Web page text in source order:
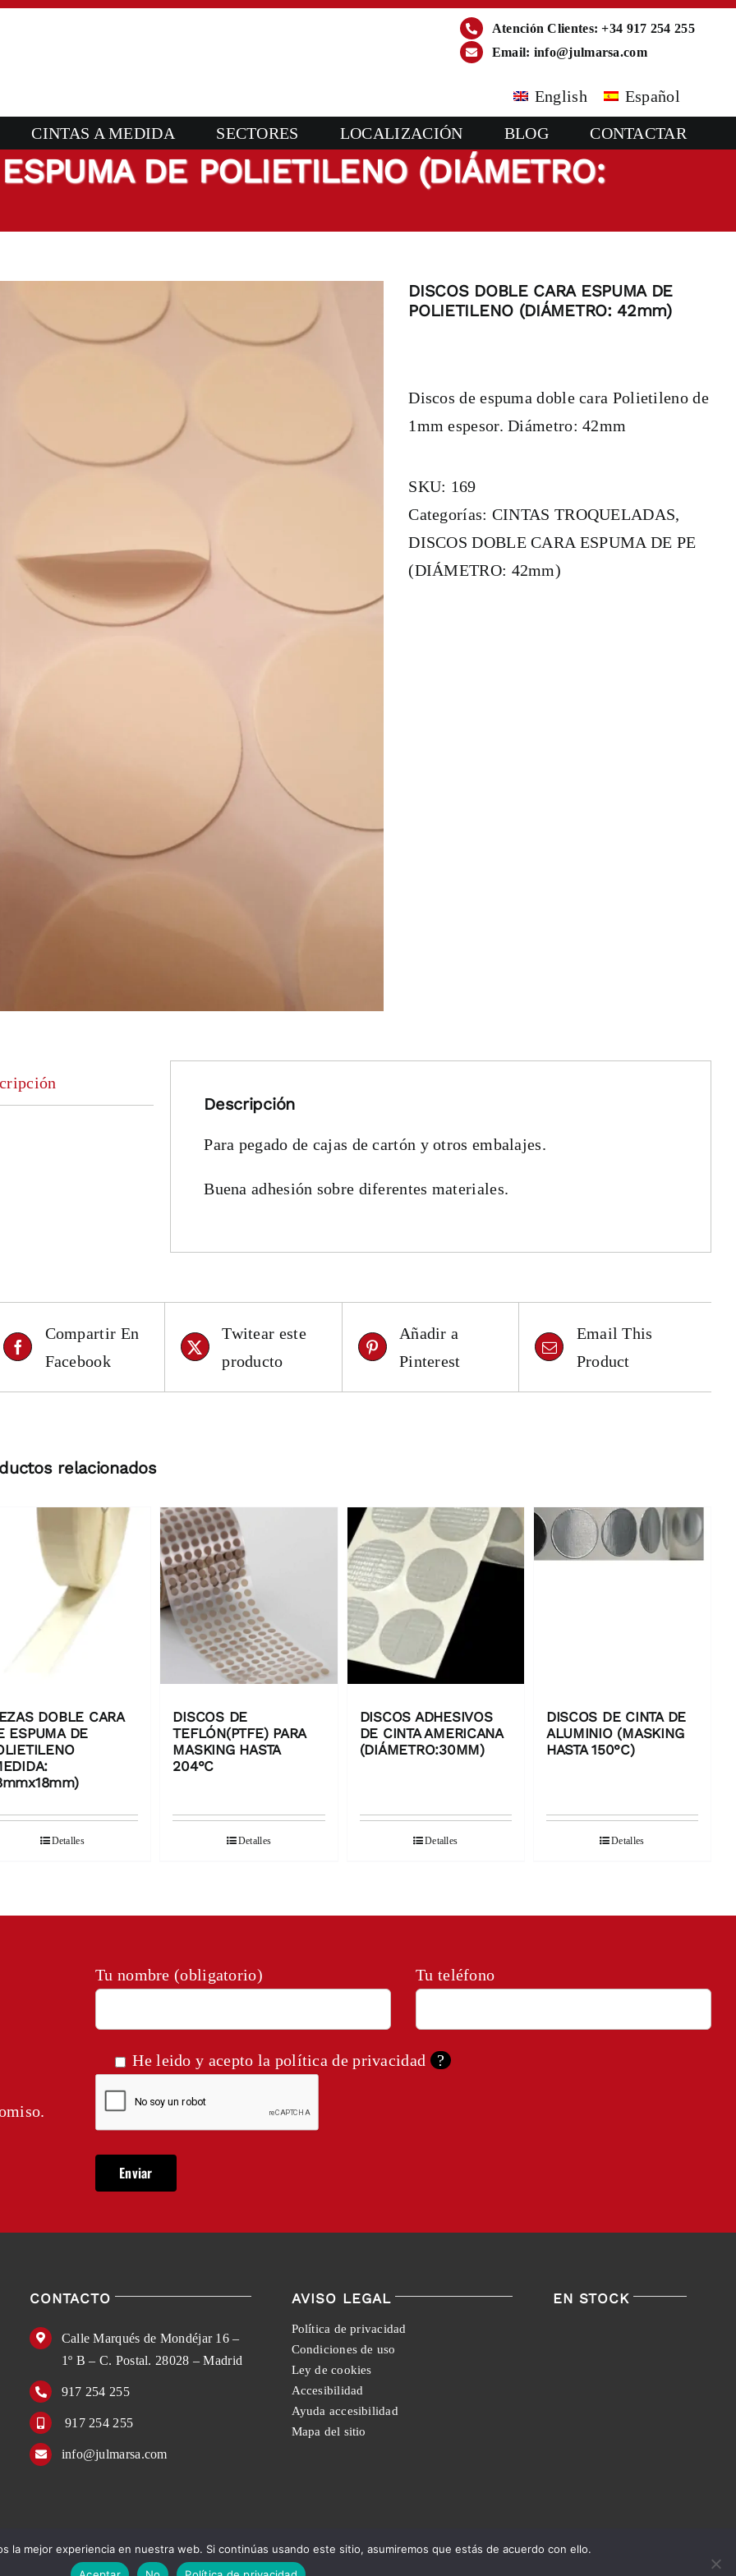
Atención Clientes: +34 917 254 255
Email: info@julmarsa.com
English Español
CINTAS A MEDIDA SECTORES LOCALIZACIÓN BLOG CONTACTAR
DE POLIETILENO (DIÁMETRO:
DISCOS DOBLE CARA ESPUMA DE
POLIETILENO (DIÁMETRO: 42mm)
Discos de espuma doble cara Polietileno de
1mm espesor. Diámetro: 42mm
SKU: 169
Categorías: CINTAS TROQUELADAS,
DISCOS DOBLE CARA ESPUMA DE PE
(DIÁMETRO: 42mm)
Descripción
Para pegado de cajas de cartón y otros embalajes.
Buena adhesión sobre diferentes materiales.
Compartir En
Facebook
Twitear este
producto
Añadir a
Pinterest
Email This
Product
relacionados
DOBLE CARA
ESPUMA DE
Detalles
DISCOS DE
TEFLÓN(PTFE) PARA
MASKING HASTA
204°C
Detalles
DISCOS ADHESIVOS
DE CINTA AMERICANA
(DIÁMETRO:30MM)
Detalles
DISCOS DE CINTA DE
ALUMINIO (MASKING
HASTA 150°C)
Detalles
Tu nombre (obligatorio) Tu teléfono
He leido y acepto la política de privacidad ?
CONTACTO
Calle Marqués de Mondéjar 16 –
1º B – C. Postal. 28028 – Madrid
917 254 255
917 254 255
info@julmarsa.com
AVISO LEGAL
Política de privacidad
Condiciones de uso
Ley de cookies
Accesibilidad
Ayuda accesibilidad
Mapa del sitio
EN STOCK
English Español
la mejor experiencia en nuestra web. Si continúas usando este sitio, asumiremos que estás de acuerdo con ello.